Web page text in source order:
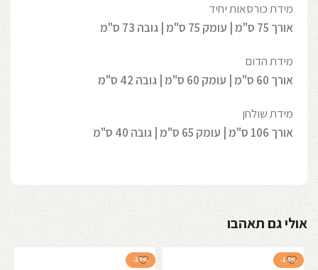
מידת כורסאות יחיד
אורך 75 ס"מ | עומק 75 ס"מ | גובה 73 ס"מ
מידת הדום
אורך 60 ס"מ | עומק 60 ס"מ | גובה 42 ס"מ
מידת שולחן
אורך 106 ס"מ | עומק 65 ס"מ | גובה 40 ס"מ
אולי גם תאהבו
-14%
-34%